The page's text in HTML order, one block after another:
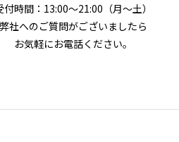
付時間：13:00～21:00（月〜土）
弊社へのご質問がございましたら
お気軽にお電話ください。